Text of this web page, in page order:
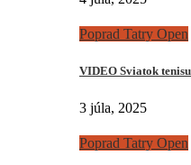
Poprad Tatry Open
VIDEO Sviatok
3 júla, 2025
Poprad Tatry Open